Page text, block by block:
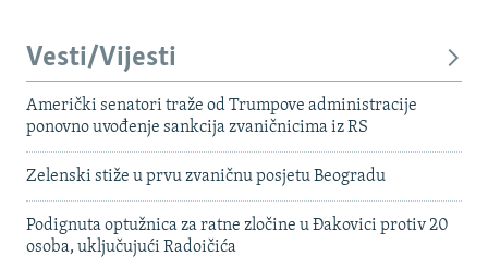
Vesti/Vijesti
Američki senatori traže od Trumpove administracije
ponovno uvođenje sankcija zvaničnicima iz RS
Zelenski stiže u prvu zvaničnu posjetu Beogradu
Podignuta optužnica za ratne zločine u Đakovici protiv 20
osoba, uključujući Radoičića